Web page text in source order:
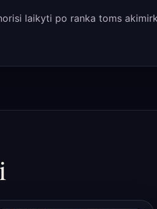
laikyti po ranka toms